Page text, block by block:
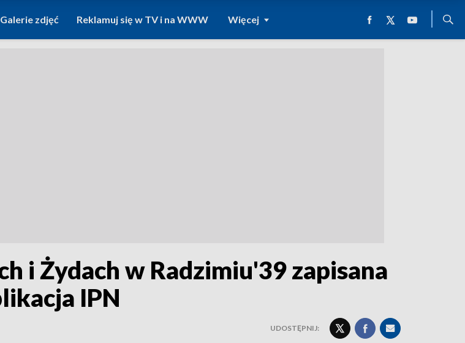
Galerie zdjęć Reklamuj się w TV i na WWW Więcej
i Żydach w Radzimiu'39 zapisana
IPN
UDOSTĘPNIJ: